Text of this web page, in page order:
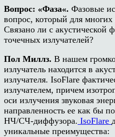
Вопрос: «Фаза«. Фазовые
вопрос, который для
Связано ли с акустической
точечных излучателей?
Пол Миллз. В нашем
излучатель находится в
излучателя. IsoFlare
излучателем, причем
оси излучения звуковая
направленность ее как бы
НЧ/СЧ-диффузора. IsoFlare
уникальные преимущества: